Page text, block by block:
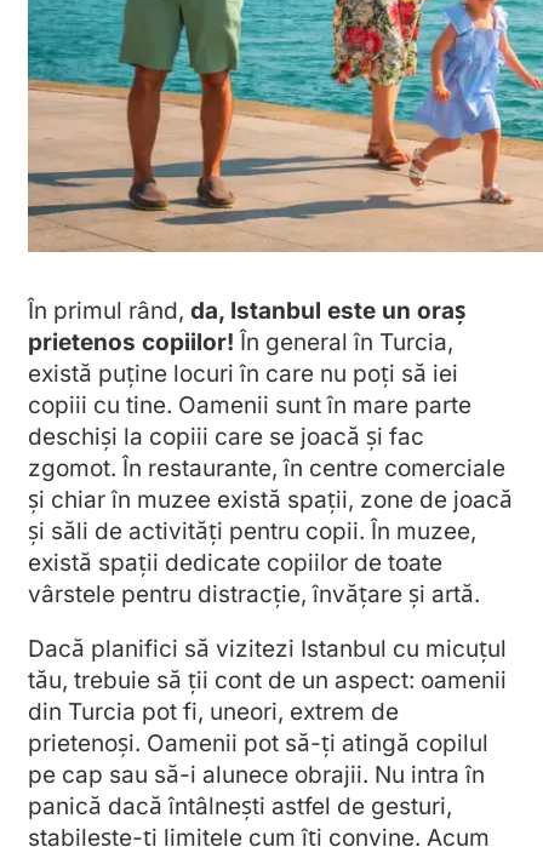
În primul rând, da, Istanbul este un oraș
prietenos copiilor! În general în Turcia,
există puține locuri în care nu poți să iei
copiii cu tine. Oamenii sunt în mare parte
deschiși la copiii care se joacă și fac
zgomot. În restaurante, în centre comerciale
și chiar în muzee există spații, zone de joacă
și săli de activități pentru copii. În muzee,
există spații dedicate copiilor de toate
vârstele pentru distracție, învățare și artă.
Dacă planifici să vizitezi Istanbul cu micuțul
tău, trebuie să ții cont de un aspect: oamenii
din Turcia pot fi, uneori, extrem de
prietenoși. Oamenii pot să-ți atingă copilul
pe cap sau să-i alunece obrajii. Nu intra în
panică dacă întâlnești astfel de gesturi,
stabilește-ți limitele cum îți convine. Acum